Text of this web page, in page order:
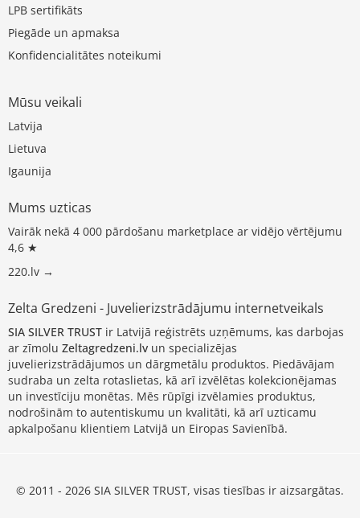
LPB sertifikāts
Piegāde un apmaksa
Konfidencialitātes noteikumi
Mūsu veikali
Latvija
Lietuva
Igaunija
Mums uzticas
Vairāk nekā 4 000 pārdošanu marketplace ar vidējo vērtējumu
4,6 ★
220.lv →
Zelta Gredzeni - Juvelierizstrādājumu internetveikals
SIA SILVER TRUST ir Latvijā reģistrēts uzņēmums, kas darbojas
ar zīmolu Zeltagredzeni.lv un specializējas
juvelierizstrādājumos un dārgmetālu produktos. Piedāvājam
sudraba un zelta rotaslietas, kā arī izvēlētas kolekcionējamas
un investīciju monētas. Mēs rūpīgi izvēlamies produktus,
nodrošinām to autentiskumu un kvalitāti, kā arī uzticamu
apkalpošanu klientiem Latvijā un Eiropas Savienībā.
© 2011 - 2026 SIA SILVER TRUST, visas tiesības ir aizsargātas.